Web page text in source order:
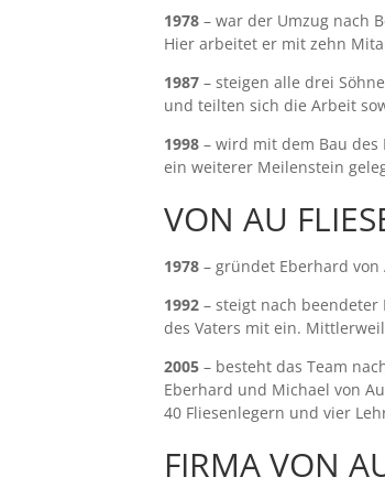
1978 – war der Umzug nach
Hier arbeitet er mit zehn
1987 – steigen alle drei
und teilten sich die Arbeit
1998 – wird mit dem Bau
ein weiterer Meilenstein
VON AU
1978 – gründet Eberhard
1992 – steigt nach
des Vaters mit ein.
2005 – besteht das Team
Eberhard und Michael von
40 Fliesenlegern und vier
FIRMA VON